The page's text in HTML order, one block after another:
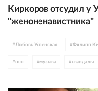
Киркоров отсудил у
"женоненавистника"
#Любовь Успенская #Филипп
#поп #музыка #скандалы